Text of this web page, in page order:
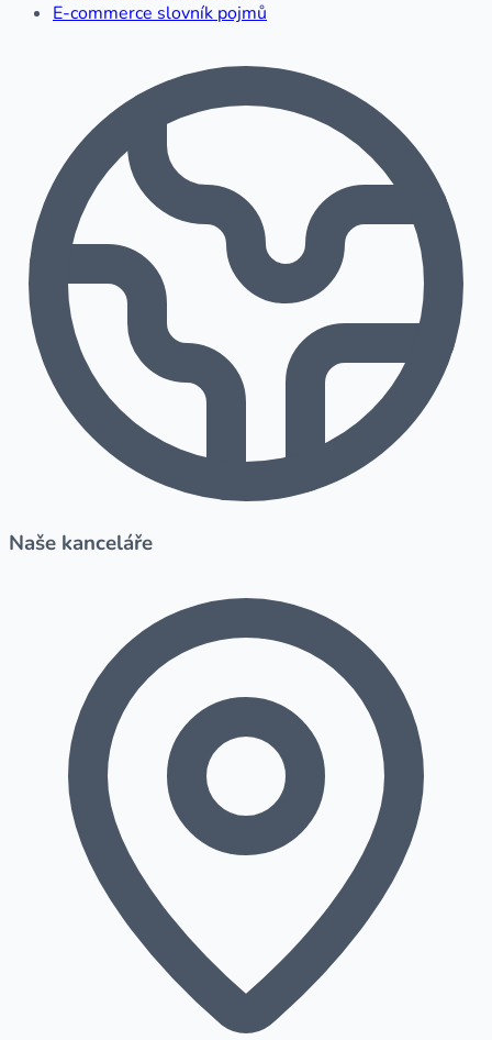
E-commerce slovník pojmů
Naše kanceláře